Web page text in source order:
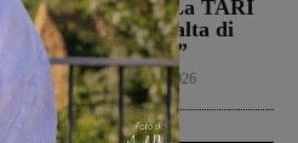
opposizione: “La TARI
2026 resta più alta di
quella del 2022”
Politica 8 Agosto 2026